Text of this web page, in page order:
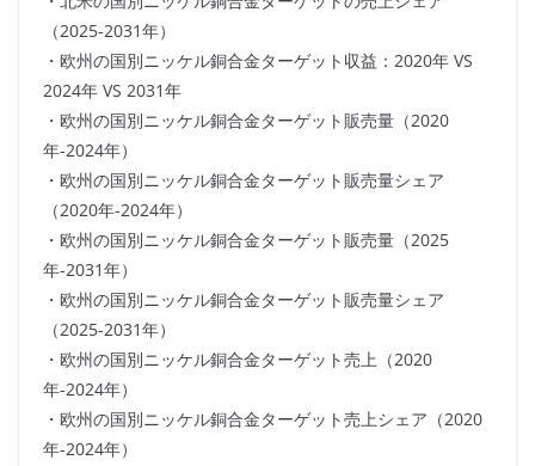
（2025-2031年）
・欧州の国別ニッケル銅合金ターゲット収益：2020年 VS
2024年 VS 2031年
・欧州の国別ニッケル銅合金ターゲット販売量（2020
年-2024年）
・欧州の国別ニッケル銅合金ターゲット販売量シェア
（2020年-2024年）
・欧州の国別ニッケル銅合金ターゲット販売量（2025
年-2031年）
・欧州の国別ニッケル銅合金ターゲット販売量シェア
（2025-2031年）
・欧州の国別ニッケル銅合金ターゲット売上（2020
年-2024年）
・欧州の国別ニッケル銅合金ターゲット売上シェア（2020
年-2024年）